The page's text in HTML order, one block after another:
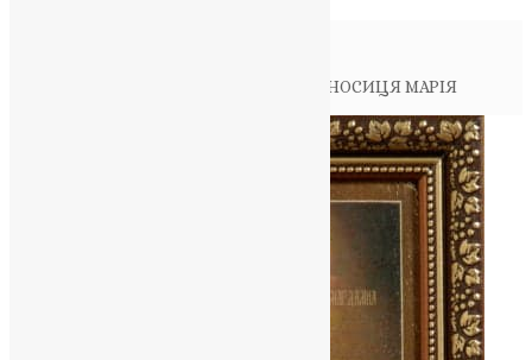
СВЯТА МИРОНОСИЦЯ МАРІЯ